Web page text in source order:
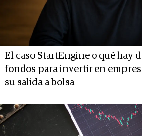
El caso StartEngine o qué hay
fondos para invertir en
su salida a bolsa